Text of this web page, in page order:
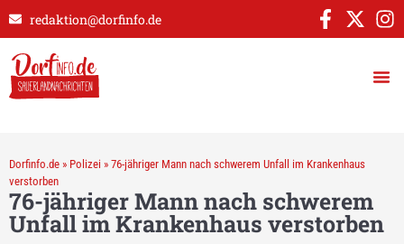
redaktion@dorfinfo.de
Dorfinfo.de » Polizei » 76-jähriger Mann nach schwerem Unfall im Krankenhaus
verstorben
76-jähriger Mann nach schwerem
Unfall im Krankenhaus verstorben